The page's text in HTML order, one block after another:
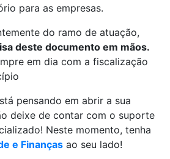
para as empresas.
do ramo de atuação,
deste documento em mãos.
em dia com a fiscalização
pensando em abrir a sua
deixe de contar com o suporte
Neste momento, tenha
e Finanças ao seu lado!